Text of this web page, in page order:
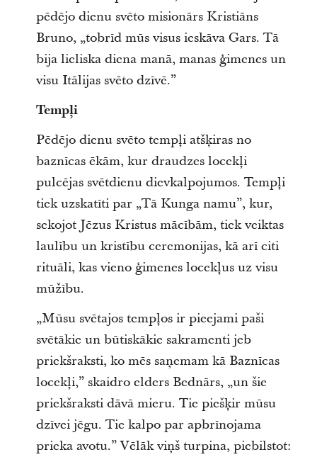
pēdējo dienu svēto misionārs Kristiāns
Bruno, „tobrīd mūs visus ieskāva Gars. Tā
bija lieliska diena manā, manas ģimenes un
visu Itālijas svēto dzīvē.”
Tempļi
Pēdējo dienu svēto tempļi atšķiras no
baznīcas ēkām, kur draudzes locekļi
pulcējas svētdienu dievkalpojumos. Tempļi
tiek uzskatīti par „Tā Kunga namu”, kur,
sekojot Jēzus Kristus mācībām, tiek veiktas
laulību un kristību ceremonijas, kā arī citi
rituāli, kas vieno ģimenes locekļus uz visu
mūžību.
„Mūsu svētajos tempļos ir pieejami paši
svētākie un būtiskākie sakramenti jeb
priekšraksti, ko mēs saņemam kā Baznīcas
locekļi,” skaidro elders Bednārs, „un šie
priekšraksti dāvā mieru. Tie piešķir mūsu
dzīvei jēgu. Tie kalpo par apbrīnojama
prieka avotu.” Vēlāk viņš turpina, piebilstot: